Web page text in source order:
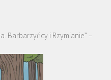
Barbarzyńcy i Rzymianie” –